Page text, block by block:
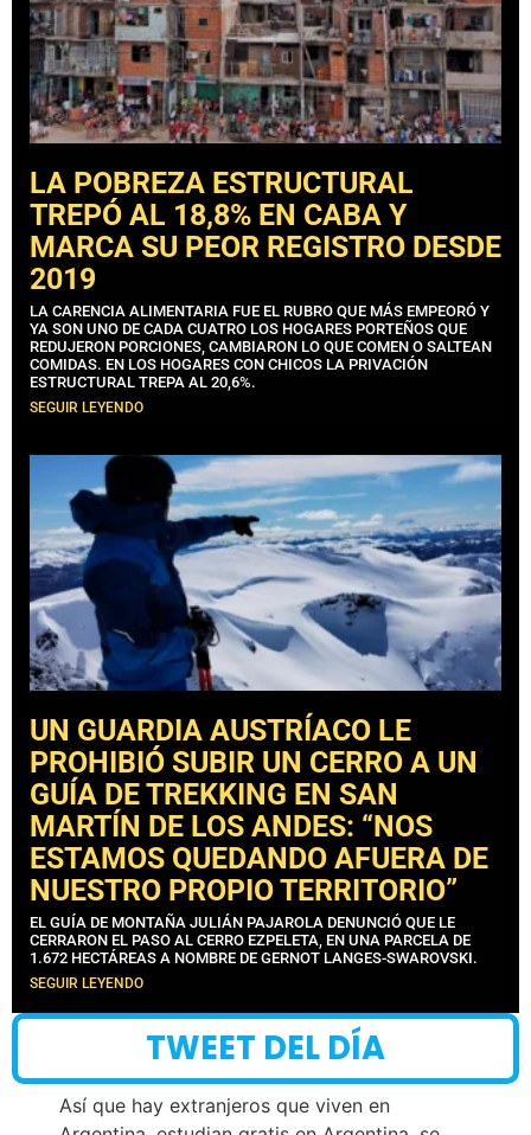
LA POBREZA ESTRUCTURAL
TREPÓ AL 18,8% EN CABA Y
MARCA SU PEOR REGISTRO DESDE
2019
LA CARENCIA ALIMENTARIA FUE EL RUBRO QUE MÁS EMPEORÓ Y
YA SON UNO DE CADA CUATRO LOS HOGARES PORTEÑOS QUE
REDUJERON PORCIONES, CAMBIARON LO QUE COMEN O SALTEAN
COMIDAS. EN LOS HOGARES CON CHICOS LA PRIVACIÓN
ESTRUCTURAL TREPA AL 20,6%.
SEGUIR LEYENDO
UN GUARDIA AUSTRÍACO LE
PROHIBIÓ SUBIR UN CERRO A UN
GUÍA DE TREKKING EN SAN
MARTÍN DE LOS ANDES: “NOS
ESTAMOS QUEDANDO AFUERA DE
NUESTRO PROPIO TERRITORIO”
EL GUÍA DE MONTAÑA JULIÁN PAJAROLA DENUNCIÓ QUE LE
CERRARON EL PASO AL CERRO EZPELETA, EN UNA PARCELA DE
1.672 HECTÁREAS A NOMBRE DE GERNOT LANGES-SWAROVSKI.
SEGUIR LEYENDO
TWEET DEL DÍA
Así que hay extranjeros que viven en